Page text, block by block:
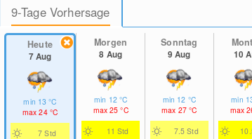
9-Tage Vorhersage
Heute
7 Aug
min 13°C
max24 °C
7 Std
Morgen
8 Aug
min 12 °C
max25°C
11 Std
Sonntag
9 Aug
min 12 °C
max 27°C
7.5 Std
10
min
max